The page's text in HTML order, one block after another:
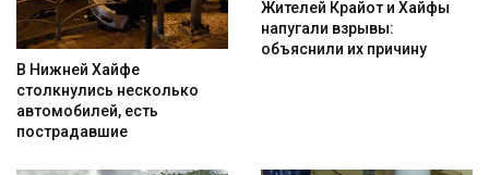
В Нижней Хайфе
столкнулись несколько
автомобилей, есть
пострадавшие
Жителей Крайот и Хайфы
напугали взрывы:
объяснили их причину